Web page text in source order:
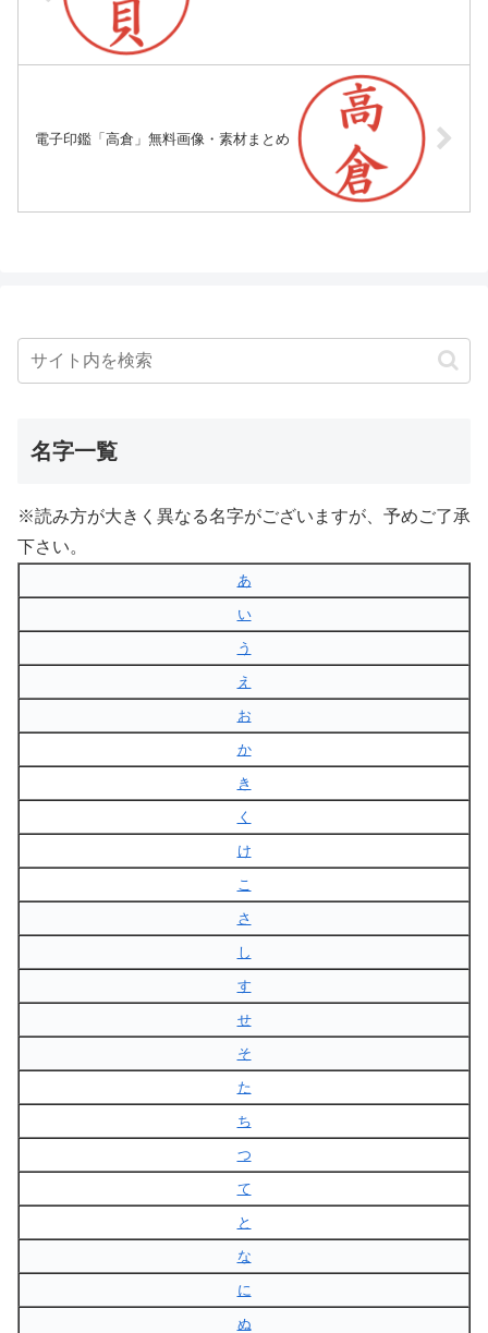
電子印鑑「高倉」無料画像・素材まとめ
名字一覧
※読み方が大きく異なる名字がございますが、予めご了承
下さい。
あ
い
う
え
お
か
き
く
け
こ
さ
し
す
せ
そ
た
ち
つ
て
と
な
に
ぬ